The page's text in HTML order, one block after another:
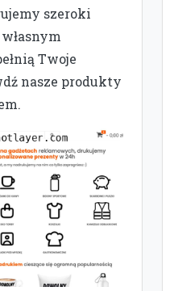
szeroki
Twoje
nasze produkty